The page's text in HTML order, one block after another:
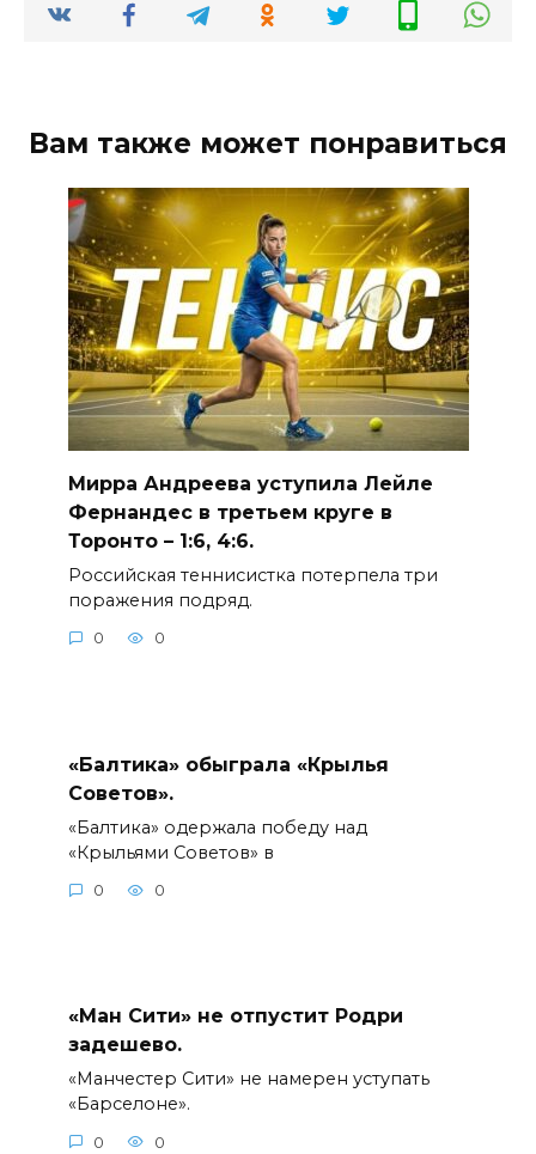
Вам также может понравиться
Мирра Андреева уступила Лейле
Фернандес в третьем круге в
Торонто – 1:6, 4:6.
Российская теннисистка потерпела три
поражения подряд.
0 0
«Балтика» обыграла «Крылья
Советов».
«Балтика» одержала победу над
«Крыльями Советов» в
0 0
«Ман Сити» не отпустит Родри
задешево.
«Манчестер Сити» не намерен уступать
«Барселоне».
0 0